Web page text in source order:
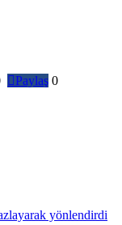
Paylaş 0
yönlendirdi